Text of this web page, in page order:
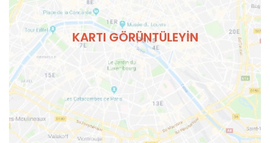
KARTI GÖRÜNTÜLEYIN